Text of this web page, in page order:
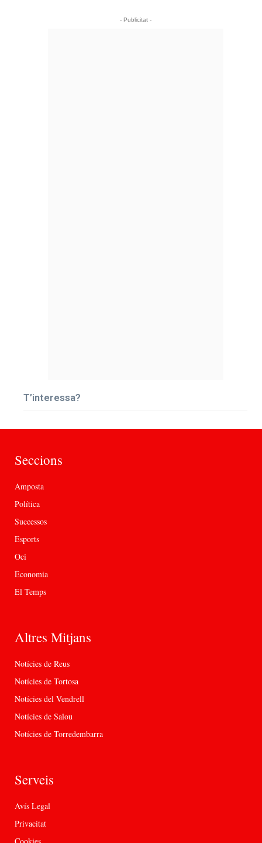
- Publicitat -
T’interessa?
Seccions
Amposta
Política
Successos
Esports
Oci
Economia
El Temps
Altres Mitjans
Notícies de Reus
Notícies de Tortosa
Notícies del Vendrell
Notícies de Salou
Notícies de Torredembarra
Serveis
Avís Legal
Privacitat